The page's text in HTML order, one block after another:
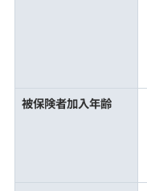
被保険者加入年齢